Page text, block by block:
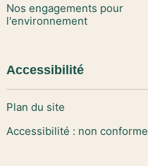
Nos engagements pour
l'environnement
Accessibilité
Plan du site
Accessibilité : non conforme